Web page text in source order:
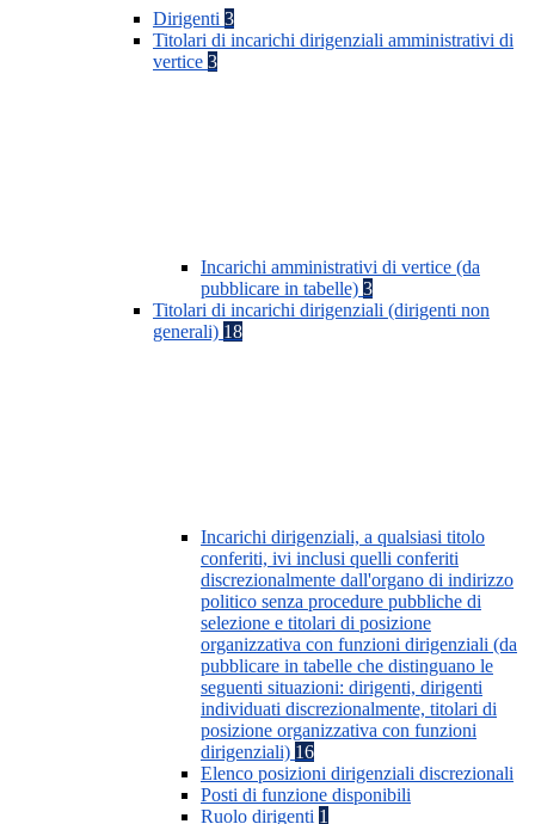
Dirigenti 3
Titolari di incarichi dirigenziali amministrativi di
vertice 3
Incarichi amministrativi di vertice (da
pubblicare in tabelle) 3
Titolari di incarichi dirigenziali (dirigenti non
generali) 18
Incarichi dirigenziali, a qualsiasi titolo
conferiti, ivi inclusi quelli conferiti
discrezionalmente dall'organo di indirizzo
politico senza procedure pubbliche di
selezione e titolari di posizione
organizzativa con funzioni dirigenziali (da
pubblicare in tabelle che distinguano le
seguenti situazioni: dirigenti, dirigenti
individuati discrezionalmente, titolari di
posizione organizzativa con funzioni
dirigenziali) 16
Elenco posizioni dirigenziali discrezionali
Posti di funzione disponibili
Ruolo dirigenti 1